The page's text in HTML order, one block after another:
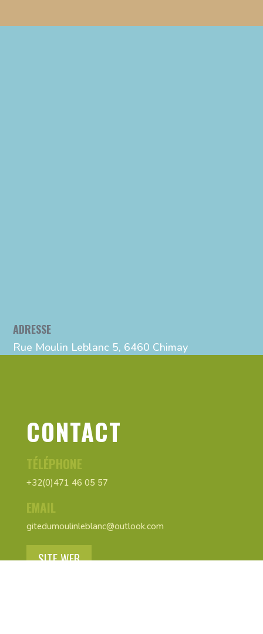
ADRESSE
Rue Moulin Leblanc 5, 6460 Chimay
CONTACT
TÉLÉPHONE
+32(0)471 46 05 57
EMAIL
gitedumoulinleblanc@outlook.com
SITE WEB